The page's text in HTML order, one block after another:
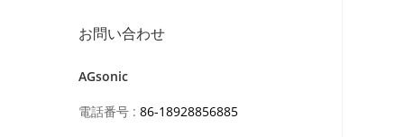
お問い合わせ
AGsonic
電話番号 : 86-18928856885